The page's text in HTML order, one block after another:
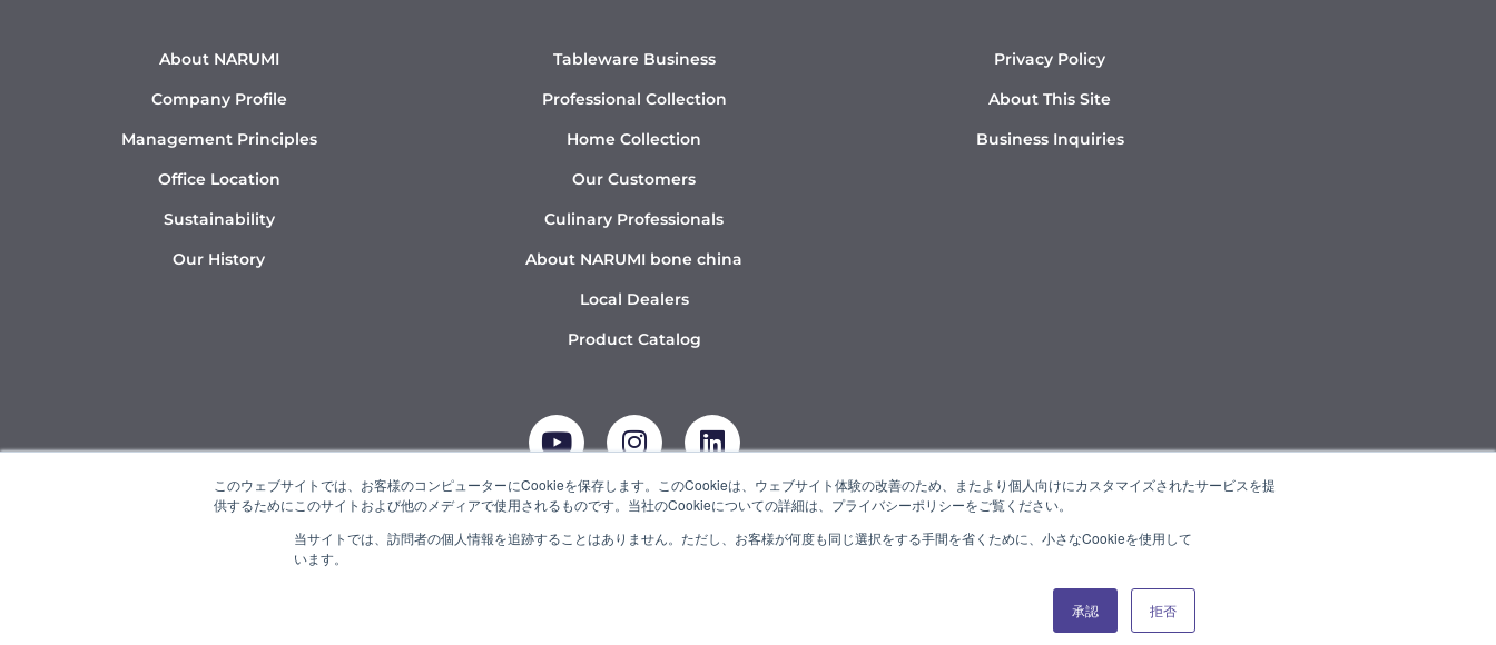
このウェブサイトでは、お客様のコンピューターにCookieを保存します。このCookieは、ウェブサイト体験の改善のため、またより個人向けにカスタマイズされたサービスを提
供するためにこのサイトおよび他のメディアで使用されるものです。当社のCookieについての詳細は、プライバシーポリシーをご覧ください。
当サイトでは、訪問者の個人情報を追跡することはありません。ただし、お客様が何度も同じ選択をする手間を省くために、小さなCookieを使用して
います。
承認 拒否
About NARUMI
Company Profile
Management Principles
Office Location
Sustainability
Our History
Tableware Business
Professional Collection
Home Collection
Our Customers
Culinary Professionals
About NARUMI bone china
Local Dealers
Product Catalog
Privacy Policy
About This Site
Business Inquiries
o
u
t
u
b
n
s
t
a
g
i
n
k
e
d